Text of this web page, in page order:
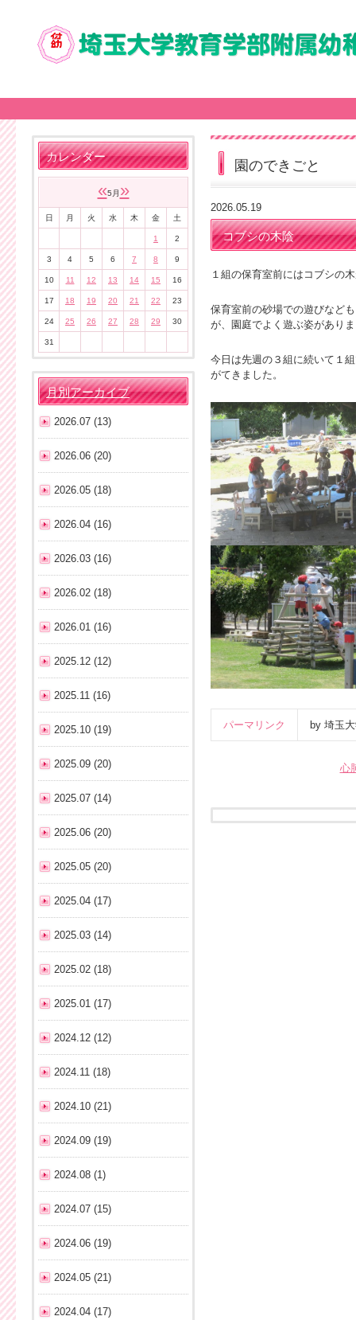
園のできごと
2026.05.19
コブシの木陰
１組の保育室前にはコブシの
保育室前の砂場での遊びなど
が、園庭でよく遊ぶ姿があり
今日は先週の３組に続いて１
がてきました。
パーマリンク by 埼玉
心
カレンダー
«5月 »
日 月 火 水 木 金 土
1 2
3 4 5 6 7 8 9
10 11 12 13 14 15 16
17 18 19 20 21 22 23
24 25 26 27 28 29 30
31
月別アーカイブ
2026.07 (13)
2026.06 (20)
2026.05 (18)
2026.04 (16)
2026.03 (16)
2026.02 (18)
2026.01 (16)
2025.12 (12)
2025.11 (16)
2025.10 (19)
2025.09 (20)
2025.07 (14)
2025.06 (20)
2025.05 (20)
2025.04 (17)
2025.03 (14)
2025.02 (18)
2025.01 (17)
2024.12 (12)
2024.11 (18)
2024.10 (21)
2024.09 (19)
2024.08 (1)
2024.07 (15)
2024.06 (19)
2024.05 (21)
2024.04 (17)